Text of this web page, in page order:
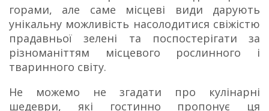
горами, але саме місцеві види дарують
унікальну можливість насолодитися свіжістю
прадавньої зелені та поспостерігати за
різноманіттям місцевого рослинного і
тваринного світу.
Не можемо не згадати про кулінарні
шедеври, які гостинно пропонує ця